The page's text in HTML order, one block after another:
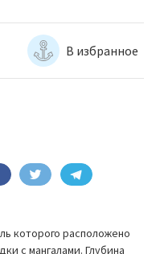
В избранное
которого расположено
с мангалами. Глубина